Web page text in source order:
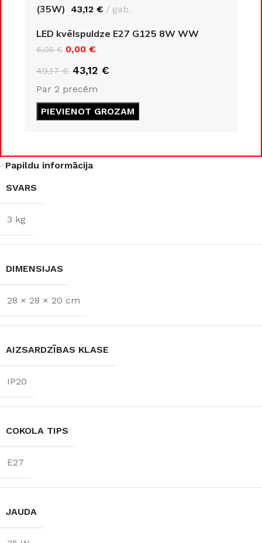
AIZSARDZĪBAS
KLASE
COKOLA TIPS
E27
JAUDA 35 W
KOLEKCIJA
JAUDA 8 W
(35W)
43,12 € gab.
LED kvēlspuldze E27 G125 8W WW
6,05€ 0,00 €
49,17€ 43,12 €
Par 2 precēm
PIEVIENOT GROZAM
Papildu informācija
SVARS
3 kg
DIMENSIJAS
28 × 28 × 20 cm
AIZSARDZĪBAS KLASE
IP20
COKOLA TIPS
E27
JAUDA